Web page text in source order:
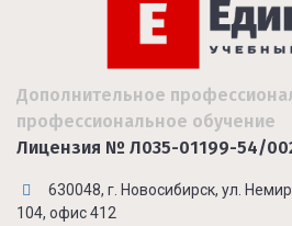
Дополнительное
профессиональное обучение
Лицензия № Л035-01199-54/
630048, г. Новосибирск, ул.
104, офис 412